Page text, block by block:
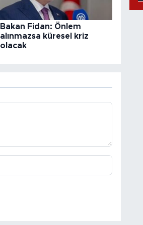
Bakan Fidan: Önlem
alınmazsa küresel kriz
olacak